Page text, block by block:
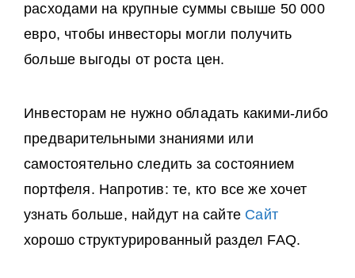
расходами на крупные суммы свыше 50 000
евро, чтобы инвесторы могли получить
больше выгоды от роста цен.
Инвесторам не нужно обладать какими-либо
предварительными знаниями или
самостоятельно следить за состоянием
портфеля. Напротив: те, кто все же хочет
узнать больше, найдут на сайте Сайт
хорошо структурированный раздел FAQ.